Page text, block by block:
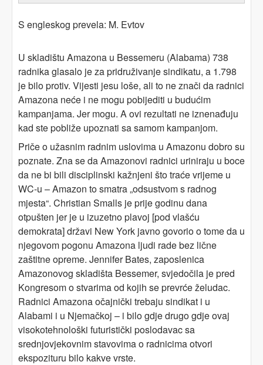
S engleskog prevela: M. Evtov
U skladištu Amazona u Bessemeru (Alabama) 738
radnika glasalo je za pridruživanje sindikatu, a 1.798
je bilo protiv. Vijesti jesu loše, ali to ne znači da radnici
Amazona neće i ne mogu pobijediti u budućim
kampanjama. Jer mogu. A ovi rezultati ne iznenađuju
kad ste pobliže upoznati sa samom kampanjom.
Priče o užasnim radnim uslovima u Amazonu dobro su
poznate. Zna se da Amazonovi radnici uriniraju u boce
da ne bi bili disciplinski kažnjeni što traće vrijeme u
WC-u – Amazon to smatra „odsustvom s radnog
mjesta“. Christian Smalls je prije godinu dana
otpušten jer je u izuzetno plavoj [pod vlašću
demokrata] državi New York javno govorio o tome da u
njegovom pogonu Amazona ljudi rade bez lične
zaštitne opreme. Jennifer Bates, zaposlenica
Amazonovog skladišta Bessemer, svjedočila je pred
Kongresom o stvarima od kojih se prevrće želudac.
Radnici Amazona očajnički trebaju sindikat i u
Alabami i u Njemačkoj – i bilo gdje drugo gdje ovaj
visokotehnološki futuristički poslodavac sa
srednjovjekovnim stavovima o radnicima otvori
ekspozituru bilo kakve vrste.